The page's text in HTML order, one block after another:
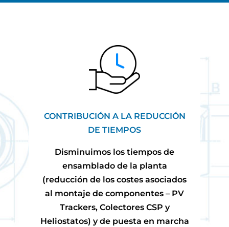
CONTRIBUCIÓN A LA REDUCCIÓN
DE TIEMPOS
Disminuimos los tiempos de
ensamblado de la planta
(reducción de los costes asociados
al montaje de componentes – PV
Trackers, Colectores CSP y
Heliostatos) y de puesta en marcha